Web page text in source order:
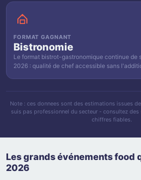
FORMAT GAGNANT
Bistronomie
Le format bistrot-gastronomique continue de
2026 : qualité de chef accessible sans
Note : ces donnees sont des estimations issues
suis pas professionnel du secteur - consultez
chiffres fiables.
Les grands événements food
2026